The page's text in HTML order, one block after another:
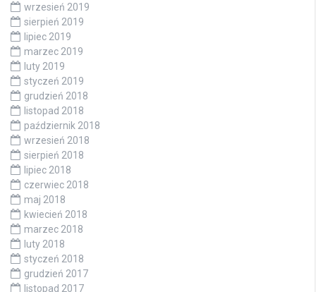
wrzesień 2019
sierpień 2019
lipiec 2019
marzec 2019
luty 2019
styczeń 2019
grudzień 2018
listopad 2018
październik 2018
wrzesień 2018
sierpień 2018
lipiec 2018
czerwiec 2018
maj 2018
kwiecień 2018
marzec 2018
luty 2018
styczeń 2018
grudzień 2017
listopad 2017